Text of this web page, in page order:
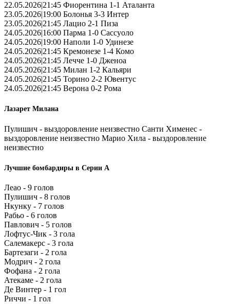
22.05.2026|21:45 Фиорентина 1-1 Аталанта
23.05.2026|19:00 Болонья 3-3 Интер
23.05.2026|21:45 Лацио 2-1 Пиза
24.05.2026|16:00 Парма 1-0 Сассуоло
24.05.2026|19:00 Наполи 1-0 Удинезе
24.05.2026|21:45 Кремонезе 1-4 Комо
24.05.2026|21:45 Лечче 1-0 Дженоа
24.05.2026|21:45 Милан 1-2 Кальяри
24.05.2026|21:45 Торино 2-2 Ювентус
24.05.2026|21:45 Верона 0-2 Рома
Лазарет Милана
Пулишич - выздоровление неизвестно Санти Хименес -
выздоровление неизвестно Марио Хила - выздоровление
неизвестно
Лучшие бомбардиры в Серии А
Леао - 9 голов
Пулишич - 8 голов
Нкунку - 7 голов
Рабьо - 6 голов
Павлович - 5 голов
Лофтус-Чик - 3 гола
Салемакерс - 3 гола
Бартезаги - 2 гола
Модрич - 2 гола
Фофана - 2 гола
Атекаме - 2 гола
Де Винтер - 1 гол
Риччи - 1 гол